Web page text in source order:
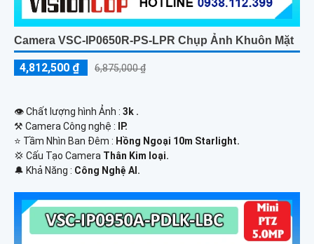
Camera VSC-IP0650R-PS-LPR Chụp Ảnh Khuôn Mặt
4,812,500 ₫ 6,875,000 ₫
👁 Chất lượng hình Ảnh : 3k .
⚒ Camera Công nghệ :
IP.
⭐ Tầm Nhìn Ban Đêm : Hồng Ngoại 10m Starlight.
💢 Cấu Tạo Camera Thân Kim loại.
️🔔 Khả Năng : Công Nghệ AI.